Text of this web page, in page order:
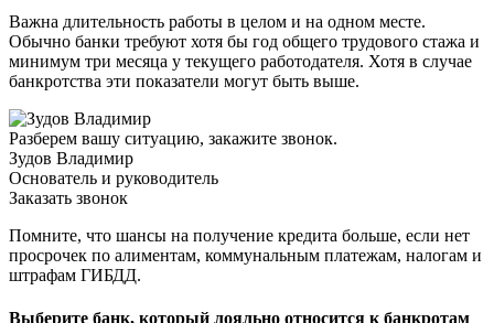
Важна длительность работы в целом и на одном месте.
Обычно банки требуют хотя бы год общего трудового стажа и
минимум три месяца у текущего работодателя. Хотя в случае
банкротства эти показатели могут быть выше.
Разберем вашу ситуацию, закажите звонок.
Зудов Владимир
Основатель и руководитель
Заказать звонок
Помните, что шансы на получение кредита больше, если нет
просрочек по алиментам, коммунальным платежам, налогам и
штрафам ГИБДД.
Выберите банк, который лояльно относится к банкротам